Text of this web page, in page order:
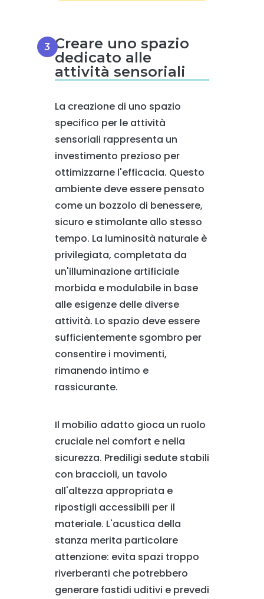
Creare uno spazio
dedicato alle
attività sensoriali
La creazione di uno spazio
specifico per le attività
sensoriali rappresenta un
investimento prezioso per
ottimizzarne l'efficacia. Questo
ambiente deve essere pensato
come un bozzolo di benessere,
sicuro e stimolante allo stesso
tempo. La luminosità naturale è
privilegiata, completata da
un'illuminazione artificiale
morbida e modulabile in base
alle esigenze delle diverse
attività. Lo spazio deve essere
sufficientemente sgombro per
consentire i movimenti,
rimanendo intimo e
rassicurante.
Il mobilio adatto gioca un ruolo
cruciale nel comfort e nella
sicurezza. Prediligi sedute stabili
con braccioli, un tavolo
all'altezza appropriata e
ripostigli accessibili per il
materiale. L'acustica della
stanza merita particolare
attenzione: evita spazi troppo
riverberanti che potrebbero
generare fastidi uditivi e prevedi